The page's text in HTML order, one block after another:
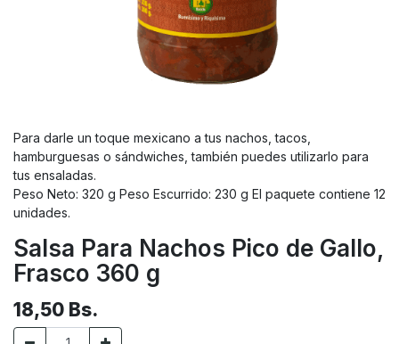
Para darle un toque mexicano a tus nachos, tacos,
hamburguesas o sándwiches, también puedes utilizarlo para
tus ensaladas.
Peso Neto: 320 g Peso Escurrido: 230 g El paquete contiene 12
unidades.
Salsa Para Nachos Pico de Gallo,
Frasco 360 g
18,50 Bs.